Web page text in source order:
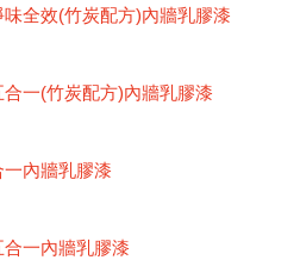
全效(竹炭配方)內牆乳膠漆
一(竹炭配方)內牆乳膠漆
內牆乳膠漆
一內牆乳膠漆